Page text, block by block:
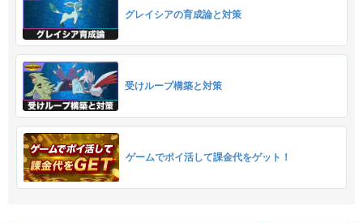
グレイシアの育成論と対策
受けループ構築と対策
ゲームでポイ活して課金代をゲット！